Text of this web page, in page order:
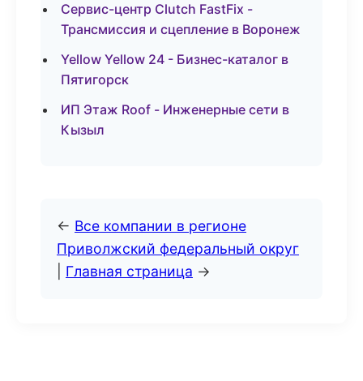
Сервис-центр Clutch FastFix -
Трансмиссия и сцепление в Воронеж
Yellow Yellow 24 - Бизнес-каталог в
Пятигорск
ИП Этаж Roof - Инженерные сети в
Кызыл
← Все компании в регионе
Приволжский федеральный округ
Главная страница →